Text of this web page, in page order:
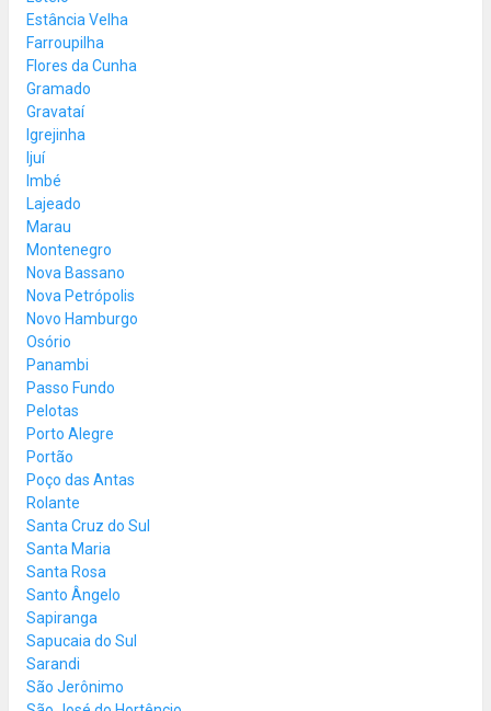
Estância Velha
Farroupilha
Flores da Cunha
Gramado
Gravataí
Igrejinha
Ijuí
Imbé
Lajeado
Marau
Montenegro
Nova Bassano
Nova Petrópolis
Novo Hamburgo
Osório
Panambi
Passo Fundo
Pelotas
Porto Alegre
Portão
Poço das Antas
Rolante
Santa Cruz do Sul
Santa Maria
Santa Rosa
Santo Ângelo
Sapiranga
Sapucaia do Sul
Sarandi
São Jerônimo